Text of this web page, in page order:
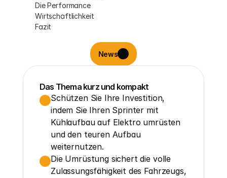
Die Performance
Wirtschaftlichkeit
Fazit
News
Das Thema kurz und kompakt
Schützen Sie Ihre Investition,
indem Sie Ihren Sprinter mit
Kühlaufbau auf Elektro umrüsten
und den teuren Aufbau
weiternutzen.
Die Umrüstung sichert die volle
Zulassungsfähigkeit des Fahrzeugs,